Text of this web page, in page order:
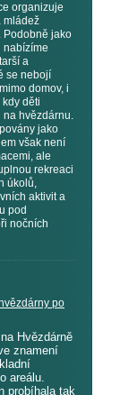
organizuje
mládež
Podobně jako
nabízíme
a
se nebojí
domov, i
kdy děti
na hvězdárnu.
jako
však není
ale
rekreaci
úkolů,
aktivit a
pod
nočních
po
Hvězdárně
znamení
areálu.
probíhala tak